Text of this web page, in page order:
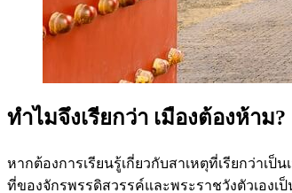
ทำไมจึงเรียกว่า เมืองต้องห้าม?
หากต้องการเรียนรู้เกี่ยวกับสาเหตุที่เรียกว่าเ
ที่ของจักรพรรดิสวรรค์และพระราชวังตัวเองเ